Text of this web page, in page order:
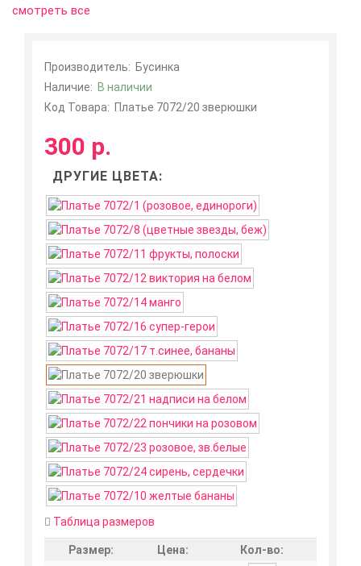
смотреть все
Производитель: Бусинка
Наличие: В наличии
Код Товара: Платье 7072/20 зверюшки
300 р.
ДРУГИЕ ЦВЕТА:
Таблица размеров
Размер: Цена: Кол-во: